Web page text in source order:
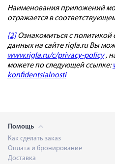
Наименования приложений
отражается в
[2]Ознакомиться с политикой
данных на сайте rigla.ru Вы
www.rigla.ru/c/privacy-policy,
можете по следующей ссылке:
konfidentsialnosti
Помощь
Как сделать заказ
Оплата и бронирование
Доставка